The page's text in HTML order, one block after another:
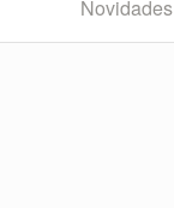
Novidades